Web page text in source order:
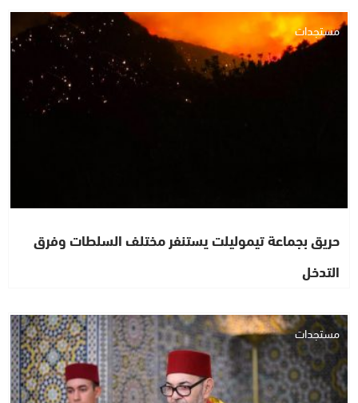
مستجدات
حريق بجماعة تيموليلت يستنفر مختلف السلطات وفرق
التدخل
مستجدات